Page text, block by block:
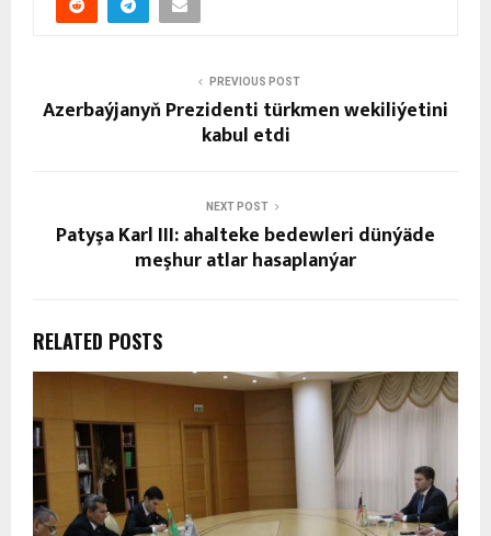
PREVIOUS POST
Azerbaýjanyň Prezidenti türkmen wekiliýetini
kabul etdi
NEXT POST
Patyşa Karl III: ahalteke bedewleri dünýäde
meşhur atlar hasaplanýar
RELATED POSTS